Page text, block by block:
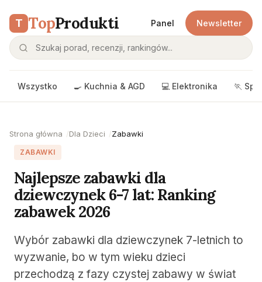
T TopProdukti Panel Newsletter
Wszystko 🍳 Kuchnia & AGD 💻 Elektronika 🏃
Strona główna Dla Dzieci Zabawki
ZABAWKI
Najlepsze zabawki dla
dziewczynek 6-7 lat: Ranking
zabawek 2026
Wybór zabawki dla dziewczynek 7-letnich to
wyzwanie, bo w tym wieku dzieci
przechodzą z fazy czystej zabawy w świat